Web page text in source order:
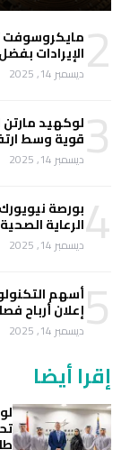
2مايكروسوفت
الإيرادات
ديسمبر 14, 2025
3لوكهيد مارتن
قوية وسط
ديسمبر 14, 2025
4بورصة
الرعاية
ديسمبر 14, 2025
5أسهم
إعلان أرباح
ديسمبر 14, 2025
إقرا أيضا